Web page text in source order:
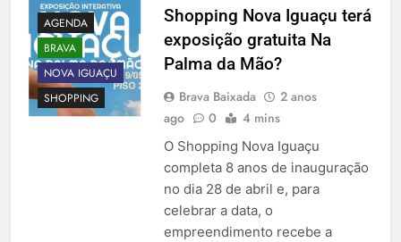
AGENDA
BRAVA
NOVA IGUAÇU
SHOPPING
Shopping Nova Iguaçu terá
exposição gratuita Na
Palma da Mão?
Brava Baixada
2 anos
ago
0 4 mins
O Shopping Nova Iguaçu
completa 8 anos de inauguração
no dia 28 de abril e, para
celebrar a data, o
empreendimento recebe a